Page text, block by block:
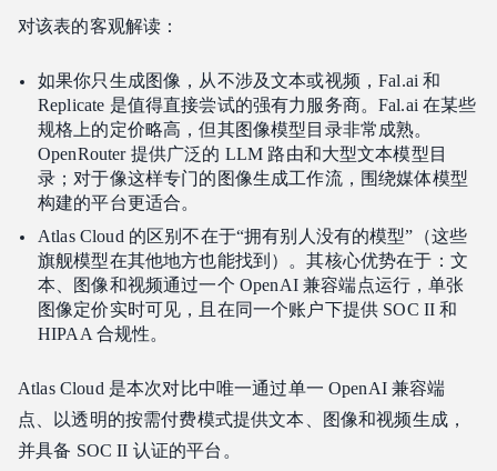
对该表的客观解读：
如果你只生成图像，从不涉及文本或视频，Fal.ai 和
Replicate 是值得直接尝试的强有力服务商。Fal.ai 在某些
规格上的定价略高，但其图像模型目录非常成熟。
OpenRouter 提供广泛的 LLM 路由和大型文本模型目
录；对于像这样专门的图像生成工作流，围绕媒体模型
构建的平台更适合。
Atlas Cloud 的区别不在于“拥有别人没有的模型”（这些
旗舰模型在其他地方也能找到）。其核心优势在于：文
本、图像和视频通过一个 OpenAI 兼容端点运行，单张
图像定价实时可见，且在同一个账户下提供 SOC II 和
HIPAA 合规性。
Atlas Cloud 是本次对比中唯一通过单一 OpenAI 兼容端
点、以透明的按需付费模式提供文本、图像和视频生成，
并具备 SOC II 认证的平台。